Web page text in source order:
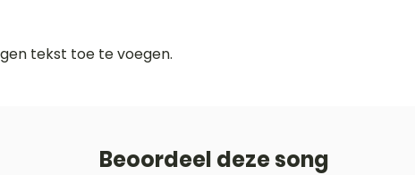
tekst toe te voegen.
Beoordeel deze song